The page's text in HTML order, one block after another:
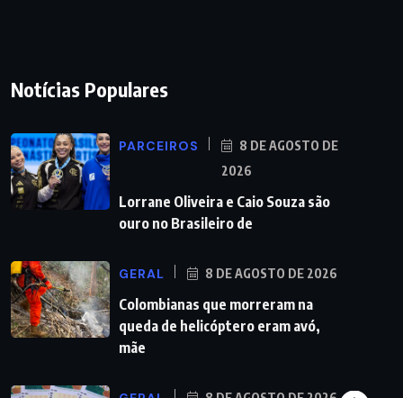
Notícias Populares
PARCEIROS
8 DE AGOSTO DE
2026
Lorrane Oliveira e Caio Souza são
ouro no Brasileiro de
GERAL 8 DE AGOSTO DE 2026
Colombianas que morreram na
queda de helicóptero eram avó,
mãe